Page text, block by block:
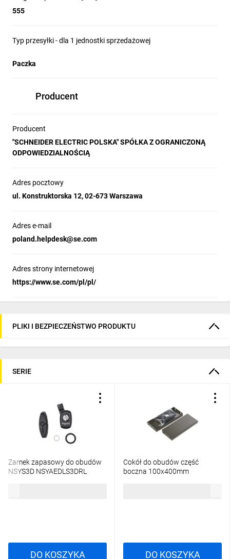
555
Typ przesyłki - dla 1 jednostki sprzedażowej
Paczka
Producent
Producent
"SCHNEIDER ELECTRIC POLSKA" SPÓŁKA Z OGRANICZONĄ
ODPOWIEDZIALNOŚCIĄ
Adres pocztowy
ul. Konstruktorska 12, 02-673 Warszawa
Adres e-mail
poland.helpdesk@se.com
Adres strony internetowej
https://www.se.com/pl/pl/
PLIKI I BEZPIECZEŃSTWO PRODUKTU
SERIE
Zamek zapasowy do obudów
NSYS3D NSYAEDLS3DRL
DO KOSZYKA
Cokół do obudów część
boczna 100x400mm
DO KOSZYKA